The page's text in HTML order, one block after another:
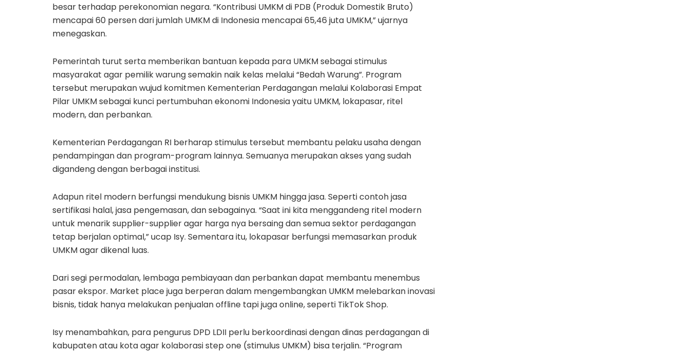
besar terhadap perekonomian negara. “Kontribusi UMKM di PDB (Produk Domestik Bruto)
mencapai 60 persen dari jumlah UMKM di Indonesia mencapai 65,46 juta UMKM,” ujarnya
menegaskan.
Pemerintah turut serta memberikan bantuan kepada para UMKM sebagai stimulus
masyarakat agar pemilik warung semakin naik kelas melalui “Bedah Warung”. Program
tersebut merupakan wujud komitmen Kementerian Perdagangan melalui Kolaborasi Empat
Pilar UMKM sebagai kunci pertumbuhan ekonomi Indonesia yaitu UMKM, lokapasar, ritel
modern, dan perbankan.
Kementerian Perdagangan RI berharap stimulus tersebut membantu pelaku usaha dengan
pendampingan dan program-program lainnya. Semuanya merupakan akses yang sudah
digandeng dengan berbagai institusi.
Adapun ritel modern berfungsi mendukung bisnis UMKM hingga jasa. Seperti contoh jasa
sertifikasi halal, jasa pengemasan, dan sebagainya. “Saat ini kita menggandeng ritel modern
untuk menarik supplier-supplier agar harga nya bersaing dan semua sektor perdagangan
tetap berjalan optimal,” ucap Isy. Sementara itu, lokapasar berfungsi memasarkan produk
UMKM agar dikenal luas.
Dari segi permodalan, lembaga pembiayaan dan perbankan dapat membantu menembus
pasar ekspor. Market place juga berperan dalam mengembangkan UMKM melebarkan inovasi
bisnis, tidak hanya melakukan penjualan offline tapi juga online, seperti TikTok Shop.
Isy menambahkan, para pengurus DPD LDII perlu berkoordinasi dengan dinas perdagangan di
kabupaten atau kota agar kolaborasi step one (stimulus UMKM) bisa terjalin. “Program